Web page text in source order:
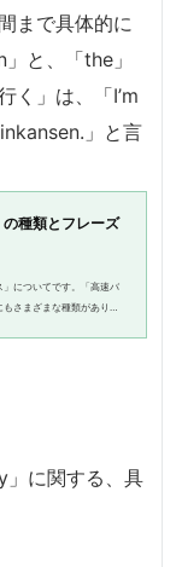
まで具体的に
と、「the」
く」は、「I’m
」と言
の種類とフレーズ
」についてです。「高速バ
さまざまな種類がありま
」に関する、具